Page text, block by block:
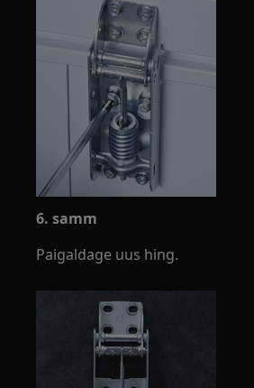
6. samm
Paigaldage uus hing.